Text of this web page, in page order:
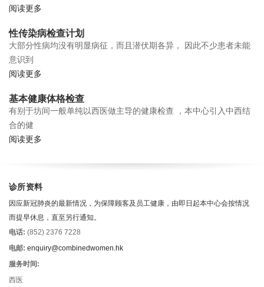
阅读更多
性传染病检查计划
大部分性病均没有明显病征，而且潜伏期各异， 因此不少患者未能
意识到
阅读更多
基本健康体格检查
有别于坊间一般单纯以西医做主导的健康检查 ，本中心引入中西结
合的健
阅读更多
诊所资料
因应新冠肺炎的最新情况，为保障顾客及员工健康，由即日起本中心会按情况
而提早休息，直至另行通知。
电话: (852) 2376 7228
电邮: enquiry@combinedwomen.hk
服务时间:
西医